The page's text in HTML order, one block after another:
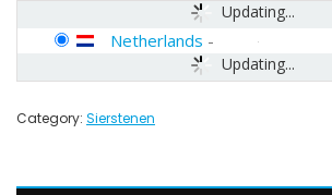
Updating...
Updating...
Netherlands -
Category: Sierstenen